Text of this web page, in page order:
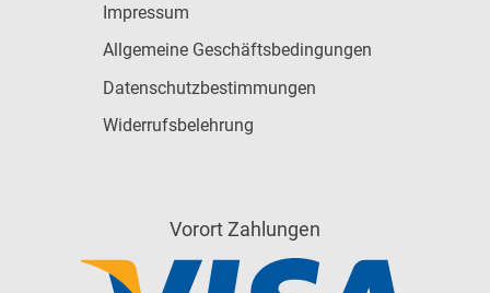
Impressum
Allgemeine Geschäftsbedingungen
Datenschutzbestimmungen
Widerrufsbelehrung
Vorort Zahlungen